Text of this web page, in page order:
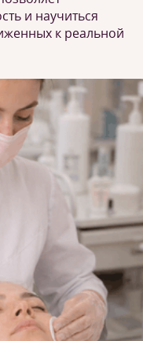
и научиться
к реальной